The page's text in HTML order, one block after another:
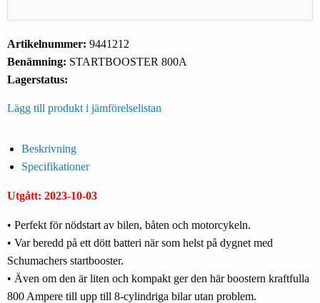
Artikelnummer: 9441212
Benämning: STARTBOOSTER 800A
Lagerstatus:
Lägg till produkt i jämförelselistan
Beskrivning
Specifikationer
Utgått: 2023-10-03
• Perfekt för nödstart av bilen, båten och motorcykeln.
• Var beredd på ett dött batteri när som helst på dygnet med
Schumachers startbooster.
• Även om den är liten och kompakt ger den här boostern kraftfulla
800 Ampere till upp till 8-cylindriga bilar utan problem.